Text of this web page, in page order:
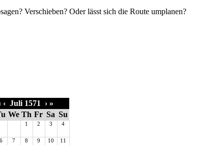
Verschieben? Oder lässt sich die Route umplanen?
‹Juli 1571 › »
We Th Fr Sa Su
1 2 3 4
6 7 8 9 10 11